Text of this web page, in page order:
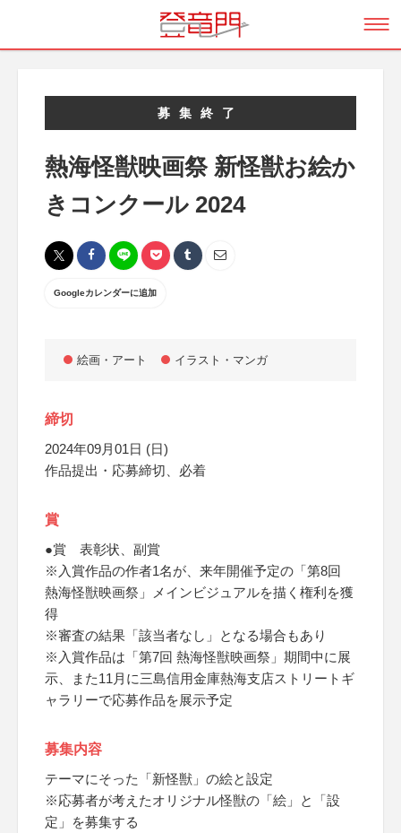
募集終了
熱海怪獣映画祭 新怪獣お絵か
きコンクール 2024
Googleカレンダーに追加
絵画・アート イラスト・マンガ
締切
2024年09月01日 (日)
作品提出・応募締切、必着
賞
●賞 表彰状、副賞
※入賞作品の作者1名が、来年開催予定の「第8回
熱海怪獣映画祭」メインビジュアルを描く権利を獲
得
※審査の結果「該当者なし」となる場合もあり
※入賞作品は「第7回 熱海怪獣映画祭」期間中に展
示、また11月に三島信用金庫熱海支店ストリートギ
ャラリーで応募作品を展示予定
募集内容
テーマにそった「新怪獣」の絵と設定
※応募者が考えたオリジナル怪獣の「絵」と「設
定」を募集する